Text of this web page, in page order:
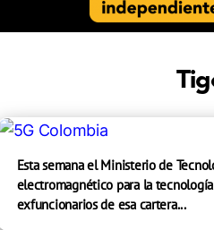
Esta semana el Ministerio de
electromagnético para la
exfuncionarios de esa cartera...